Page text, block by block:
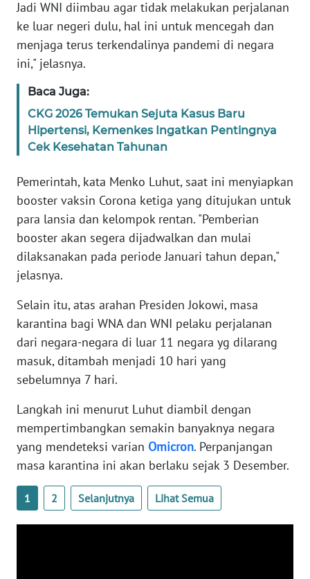
Jadi WNI diimbau agar tidak melakukan perjalanan
ke luar negeri dulu, hal ini untuk mencegah dan
menjaga terus terkendalinya pandemi di negara
ini," jelasnya.
Baca Juga:
CKG 2026 Temukan Sejuta Kasus Baru
Hipertensi, Kemenkes Ingatkan Pentingnya
Cek Kesehatan Tahunan
Pemerintah, kata Menko Luhut, saat ini menyiapkan
booster vaksin Corona ketiga yang ditujukan untuk
para lansia dan kelompok rentan. "Pemberian
booster akan segera dijadwalkan dan mulai
dilaksanakan pada periode Januari tahun depan,"
jelasnya.
Selain itu, atas arahan Presiden Jokowi, masa
karantina bagi WNA dan WNI pelaku perjalanan
dari negara-negara di luar 11 negara yg dilarang
masuk, ditambah menjadi 10 hari yang
sebelumnya 7 hari.
Langkah ini menurut Luhut diambil dengan
mempertimbangkan semakin banyaknya negara
yang mendeteksi varian Omicron. Perpanjangan
masa karantina ini akan berlaku sejak 3 Desember.
1 2 Selanjutnya Lihat Semua
WN
NTT
WN
WN
PAPUA
WN
PAPUA
BARAT
WN
RIAU
WN
SERAMBI
WN
WN
NTB
WN
SULTENG